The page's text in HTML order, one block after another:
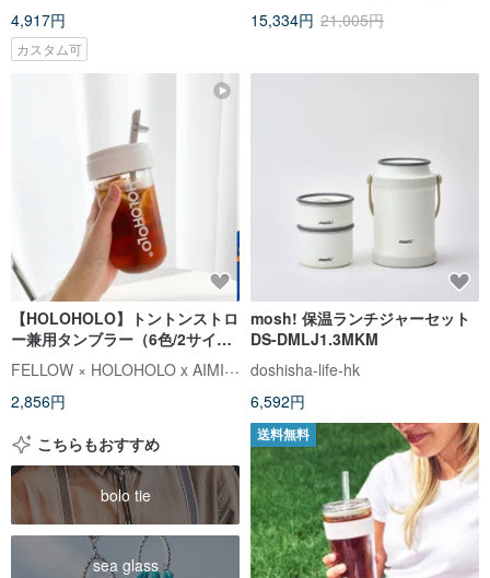
4,917円
カスタム可
15,334円 21,005円
【HOLOHOLO】トントンストロ
ー兼用タンブラー（6色/2サイ
ズ）
FELLOW × HOLOHOLO x AIMIA (エイミア)
2,856円
mosh! 保温ランチジャーセット
DS-DMLJ1.3MKM
doshisha-life-hk
6,592円
こちらもおすすめ
bolo tie
sea glass
送料無料